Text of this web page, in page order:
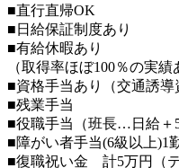
■直行直帰OK
■日給保証制度あり
■有給休暇あり
（取得率ほぼ100％の実績
■資格手当あり（交通誘導
■残業手当
■役職手当（班長…日給＋
■障がい者手当(6級以上)1
■復職祝い金 計5万円（